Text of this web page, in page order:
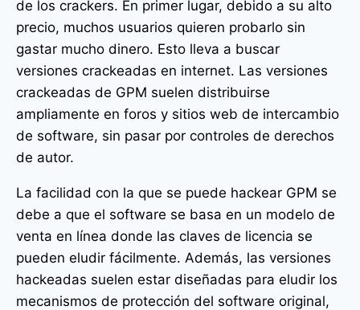
de los crackers. En primer lugar, debido a su alto
precio, muchos usuarios quieren probarlo sin
gastar mucho dinero. Esto lleva a buscar
versiones crackeadas en internet. Las versiones
crackeadas de GPM suelen distribuirse
ampliamente en foros y sitios web de intercambio
de software, sin pasar por controles de derechos
de autor.
La facilidad con la que se puede hackear GPM se
debe a que el software se basa en un modelo de
venta en línea donde las claves de licencia se
pueden eludir fácilmente. Además, las versiones
hackeadas suelen estar diseñadas para eludir los
mecanismos de protección del software original,